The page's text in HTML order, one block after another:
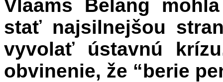
Vlaams Belang
stať najsilnejšou
vyvolať ústavnú
obvinenie, že “berie